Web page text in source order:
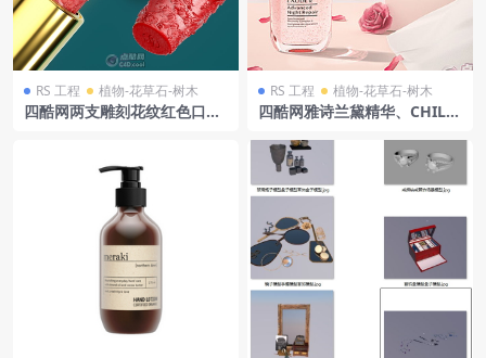
RS 工程 植物-花草石-树木
四酷网两支雕刻花纹红色口红
RS 工程 植物-花草石-树木
四酷网雅诗兰黛精华、CHILV